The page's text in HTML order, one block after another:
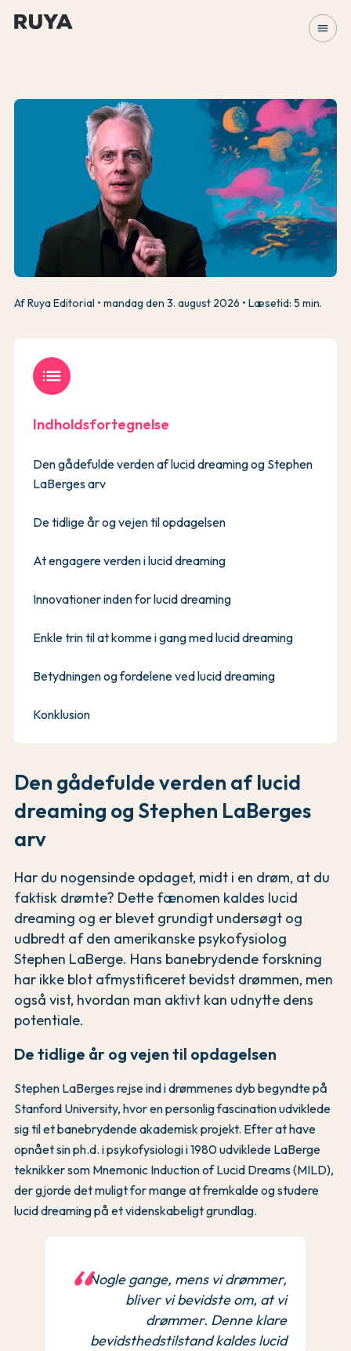
menu
Af Ruya Editorial mandag den 3. august 2026 Læsetid: 5 min.
Den gådefulde verden af lucid
dreaming og Stephen LaBerges
arv
Har du nogensinde opdaget, midt i en drøm, at du
faktisk drømte? Dette fænomen kaldes lucid
dreaming og er blevet grundigt undersøgt og
udbredt af den amerikanske psykofysiolog
Stephen LaBerge. Hans banebrydende forskning
har ikke blot afmystificeret bevidst drømmen, men
også vist, hvordan man aktivt kan udnytte dens
potentiale.
De tidlige år og vejen til opdagelsen
Stephen LaBerges rejse ind i drømmenes dyb begyndte på
Stanford University, hvor en personlig fascination udviklede
sig til et banebrydende akademisk projekt. Efter at have
opnået sin ph.d. i psykofysiologi i 1980 udviklede LaBerge
teknikker som Mnemonic Induction of Lucid Dreams (MILD),
der gjorde det muligt for mange at fremkalde og studere
lucid dreaming på et videnskabeligt grundlag.
Nogle gange, mens vi drømmer,
bliver vi bevidste om, at vi
drømmer. Denne klare
bevidsthedstilstand kaldes lucid
list
Indholdsfortegnelse
Den gådefulde verden af lucid dreaming og Stephen
LaBerges arv
De tidlige år og vejen til opdagelsen
At engagere verden i lucid dreaming
Innovationer inden for lucid dreaming
Enkle trin til at komme i gang med lucid dreaming
Betydningen og fordelene ved lucid dreaming
Konklusion